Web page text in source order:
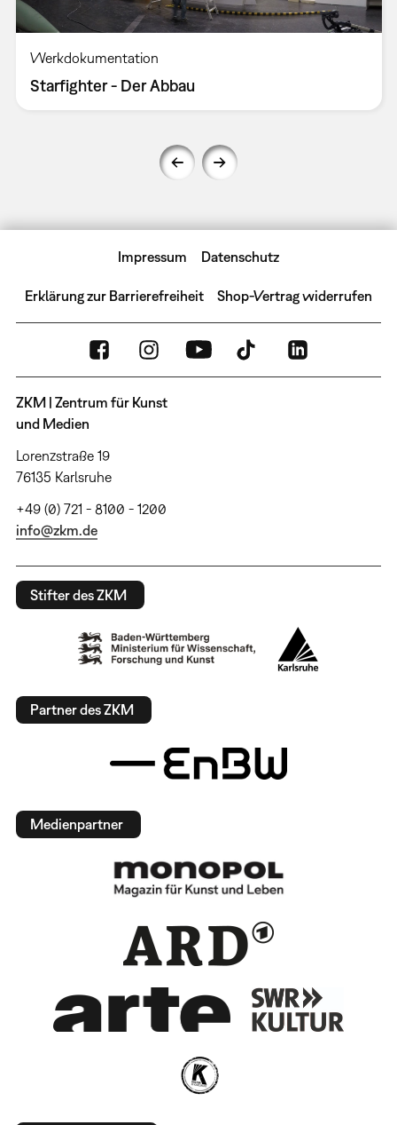
Werkdokumentation
Starfighter - Der Abbau
Impressum Datenschutz
Erklärung zur Barrierefreiheit Shop-Vertrag widerrufen
ZKM | Zentrum für Kunst
und Medien
Lorenzstraße 19
76135 Karlsruhe
+49 (0) 721 - 8100 - 1200
info@zkm.de
Stifter des ZKM
Partner des ZKM
Medienpartner